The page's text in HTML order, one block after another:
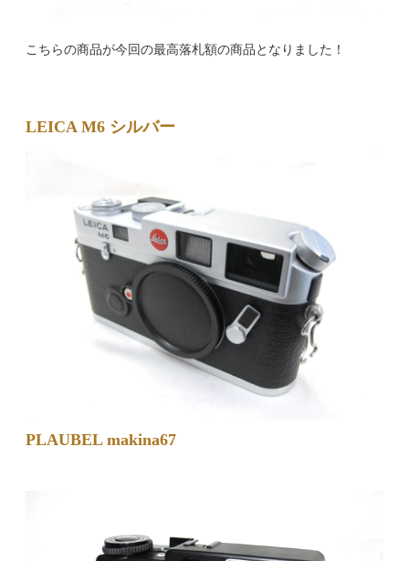
こちらの商品が今回の最高落札額の商品となりました！
LEICA M6 シルバー
PLAUBEL makina67